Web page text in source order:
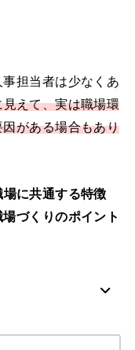
担当者は少なくあ
えて、実は職場環
がある場合もあり
に共通する特徴
づくりのポイント